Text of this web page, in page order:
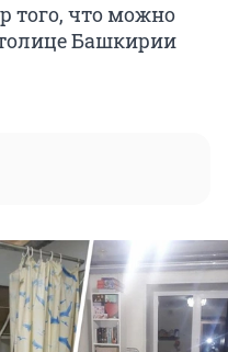
того, что можно
Башкирии